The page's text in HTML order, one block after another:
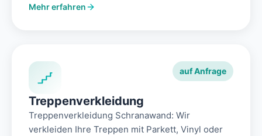
Mehr erfahren
auf Anfrage
Treppenverkleidung
Treppenverkleidung Schranawand: Wir
verkleiden Ihre Treppen mit Parkett, Vinyl oder